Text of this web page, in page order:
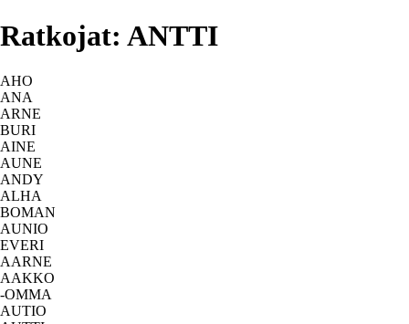
Ratkojat: ANTTI
AHO
ANA
ARNE
BURI
AINE
AUNE
ANDY
ALHA
BOMAN
AUNIO
EVERI
AARNE
AAKKO
-OMMA
AUTIO